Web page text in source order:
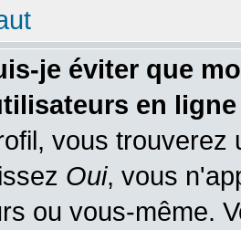
je éviter que
en
vous trouverez
Oui, vous
ou vous-même.